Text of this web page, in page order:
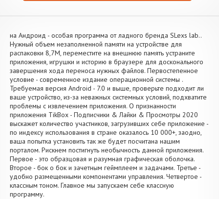
на Андроид - особая программа от ладного бренда SLexs lab..
Нужный объем незаполненной памяти на устройстве для
распаковки 8,7M, переместите на внешнюю память устраните
приложения, игрушки и историю в браузере для досконального
завершения хода переноса нужных файлов. Первостепенное
условие - современное издание операционной системы .
Требуемая версия Android - 7.0 и выше, проверьте подходит ли
ваше устройство, из-за неважных системных условий, подхватите
проблемы с извлечением приложения. О признанности
приложения TikBox - Подписчики & Лайки & Просмотры 2020
выскажет количество участников, загрузивших себе приложение -
по индексу использования в стране оказалось 10 000+, заодно,
ваша попытка установить так же будет посчитана нашим
порталом. Рискнем постигнуть необычность данной приложения.
Первое - это образцовая и разумная графическая оболочка.
Второе - бок о бок и зачетным геймплеем и задачами. Третье -
удобно размещенными компонентами управления. Четвертое -
классным тоном. Главное мы запускаем себе классную
программу.